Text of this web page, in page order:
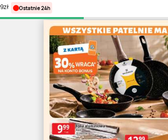
zł ostatnie 24h